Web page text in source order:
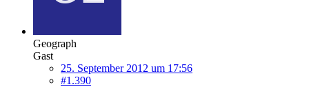
Geograph
Gast
25. September 2012 um 17:56
#1.390